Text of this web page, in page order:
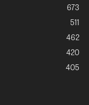
673
511
462
420
405